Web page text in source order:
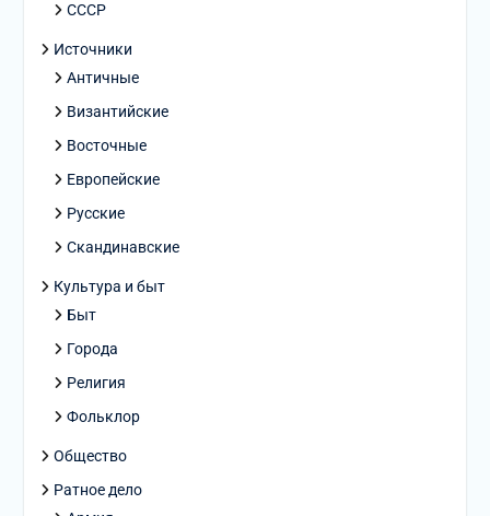
СССР
Источники
Античные
Византийские
Восточные
Европейские
Русские
Скандинавские
Культура и быт
Быт
Города
Религия
Фольклор
Общество
Ратное дело